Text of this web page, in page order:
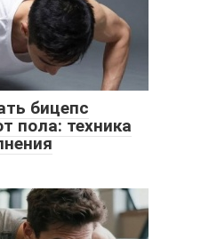
бицепс
пола: техника